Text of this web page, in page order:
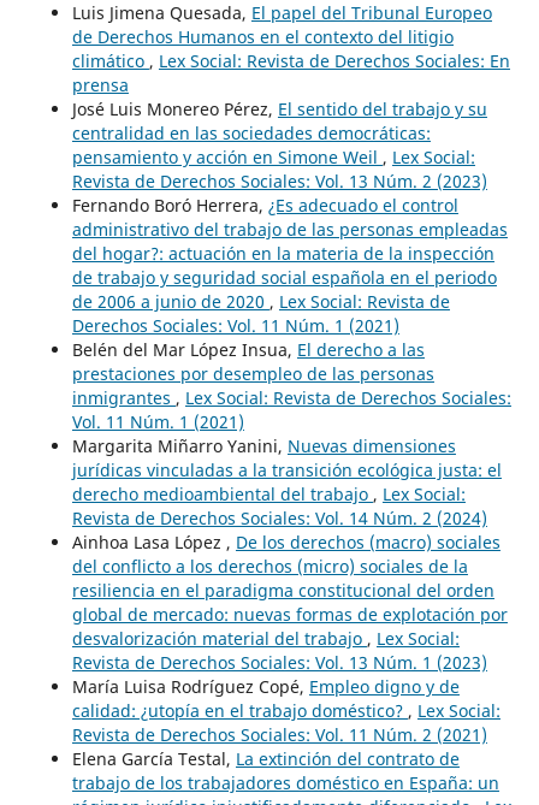
Luis Jimena Quesada, El papel del Tribunal Europeo
de Derechos Humanos en el contexto del litigio
climático , Lex Social: Revista de Derechos Sociales: En
prensa
José Luis Monereo Pérez, El sentido del trabajo y su
centralidad en las sociedades democráticas:
pensamiento y acción en Simone Weil , Lex Social:
Revista de Derechos Sociales: Vol. 13 Núm. 2 (2023)
Fernando Boró Herrera, ¿Es adecuado el control
administrativo del trabajo de las personas empleadas
del hogar?: actuación en la materia de la inspección
de trabajo y seguridad social española en el periodo
de 2006 a junio de 2020 , Lex Social: Revista de
Derechos Sociales: Vol. 11 Núm. 1 (2021)
Belén del Mar López Insua, El derecho a las
prestaciones por desempleo de las personas
inmigrantes , Lex Social: Revista de Derechos Sociales:
Vol. 11 Núm. 1 (2021)
Margarita Miñarro Yanini, Nuevas dimensiones
jurídicas vinculadas a la transición ecológica justa: el
derecho medioambiental del trabajo , Lex Social:
Revista de Derechos Sociales: Vol. 14 Núm. 2 (2024)
Ainhoa Lasa López , De los derechos (macro) sociales
del conflicto a los derechos (micro) sociales de la
resiliencia en el paradigma constitucional del orden
global de mercado: nuevas formas de explotación por
desvalorización material del trabajo , Lex Social:
Revista de Derechos Sociales: Vol. 13 Núm. 1 (2023)
María Luisa Rodríguez Copé, Empleo digno y de
calidad: ¿utopía en el trabajo doméstico? , Lex Social:
Revista de Derechos Sociales: Vol. 11 Núm. 2 (2021)
Elena García Testal, La extinción del contrato de
trabajo de los trabajadores doméstico en España: un